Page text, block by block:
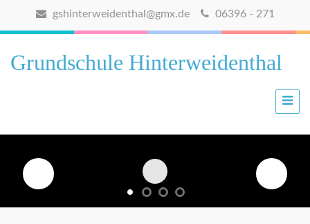
gshinterweidenthal@gmx.de 06396 - 271
Grundschule Hinterweidenthal